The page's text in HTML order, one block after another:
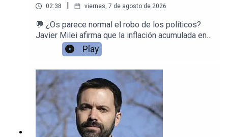
02:38 | viernes, 7 de agosto de 2026
💬 ¿Os parece normal el robo de los políticos?
Javier Milei afirma que la inflación acumulada en
Argentina desde la creación del Banco Central es
de 12,8 trillones por ciento. Las redes peronistas
se ríen… pero la cifra es rigurosamente
cierta.Juan Ramón Rallo explica el dato, muestra
la evolución histórica de la inflación argentina
desde 1935 (con cuatro hiperinflaciones) y
recuerda que, justo antes de la llegada de Milei,
el país estaba al borde de una quinta
hiperinflación provocada por el peronismo.
Play